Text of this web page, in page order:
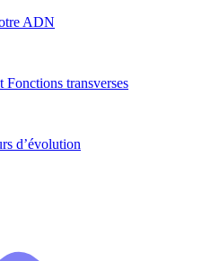
ADN
Fonctions transverses
d’évolution